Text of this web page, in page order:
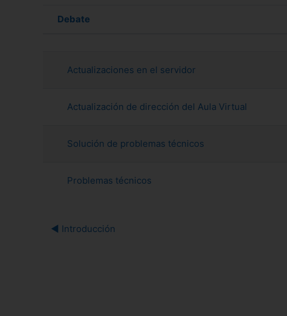
Debate
Actualizaciones en el servidor
Actualización de dirección del Aula Virtual
Solución de problemas técnicos
Problemas técnicos
◀︎ Introducción